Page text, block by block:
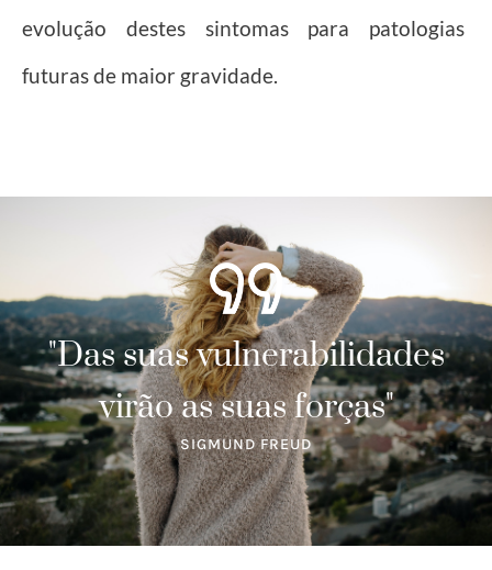
evolução destes sintomas para patologias
futuras de maior gravidade.
"Das suas vulnerabilidades
virão as suas forças"
SIGMUND FREUD